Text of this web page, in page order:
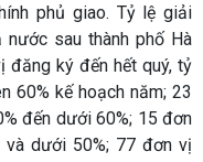
phủ giao. Tỷ lệ giải
sau thành phố Hà
đăng ký đến hết quý, tỷ
60% kế hoạch năm; 23
đến dưới 60%; 15 đơn
dưới 50%; 77 đơn vị